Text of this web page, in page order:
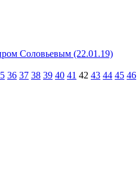
Соловьевым (22.01.19)
36 37 38 39 40 41 42 43 44 45 46